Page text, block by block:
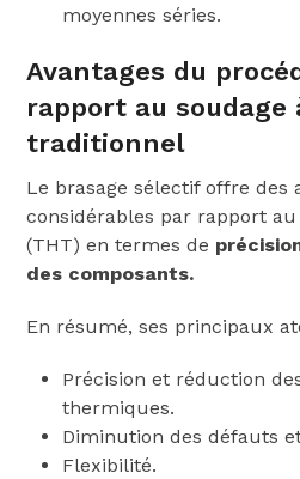
moyennes séries.
Avantages du
rapport au soudage
traditionnel
Le brasage sélectif offre des
considérables par rapport
(THT) en termes de
des composants.
En résumé, ses principaux
Précision et réduction
thermiques.
Diminution des défauts
Flexibilité.